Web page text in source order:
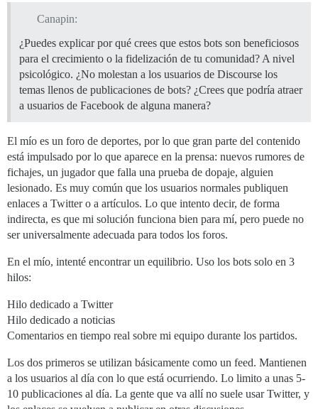
Canapin:
¿Puedes explicar por qué crees que estos bots son beneficiosos
para el crecimiento o la fidelización de tu comunidad? A nivel
psicológico. ¿No molestan a los usuarios de Discourse los
temas llenos de publicaciones de bots? ¿Crees que podría atraer
a usuarios de Facebook de alguna manera?
El mío es un foro de deportes, por lo que gran parte del contenido
está impulsado por lo que aparece en la prensa: nuevos rumores de
fichajes, un jugador que falla una prueba de dopaje, alguien
lesionado. Es muy común que los usuarios normales publiquen
enlaces a Twitter o a artículos. Lo que intento decir, de forma
indirecta, es que mi solución funciona bien para mí, pero puede no
ser universalmente adecuada para todos los foros.
En el mío, intenté encontrar un equilibrio. Uso los bots solo en 3
hilos:
Hilo dedicado a Twitter
Hilo dedicado a noticias
Comentarios en tiempo real sobre mi equipo durante los partidos.
Los dos primeros se utilizan básicamente como un feed. Mantienen
a los usuarios al día con lo que está ocurriendo. Lo limito a unas 5-
10 publicaciones al día. La gente que va allí no suele usar Twitter, y